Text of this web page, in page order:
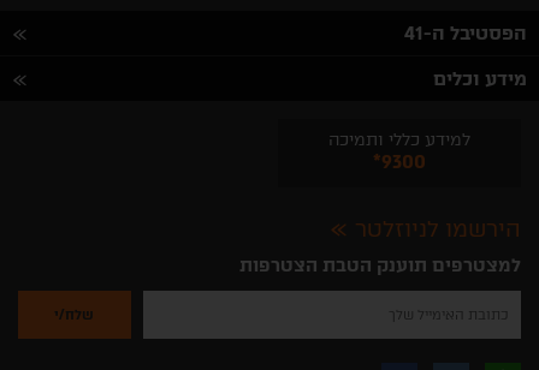
הפסטיבל ה-41
מידע וכלים
למידע כללי ותמיכה
*9300
הירשמו לניוזלטר
למצטרפים תוענק הטבת הצטרפות
להזין